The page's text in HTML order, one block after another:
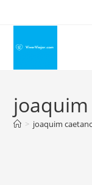
conteúdo
> joaquim